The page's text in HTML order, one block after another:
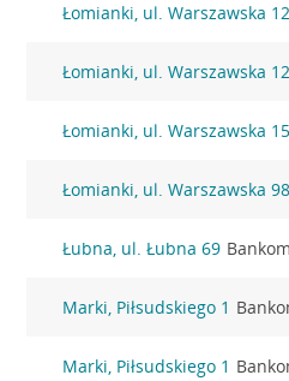
Łomianki, ul. Warszawska
Łomianki, ul. Warszawska
Łomianki, ul. Warszawska
Łomianki, ul. Warszawska 98
Łubna, ul. Łubna 69
Marki, Piłsudskiego 1
Marki, Piłsudskiego 1